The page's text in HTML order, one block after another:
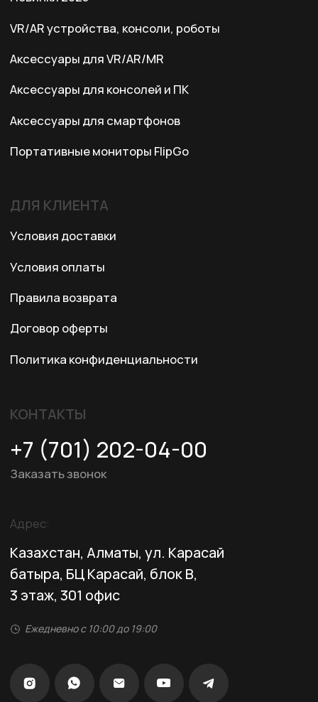
Разработка сайтаZERO.STUDIO
батыра, БЦ Карасай, блок В,
Адрес: